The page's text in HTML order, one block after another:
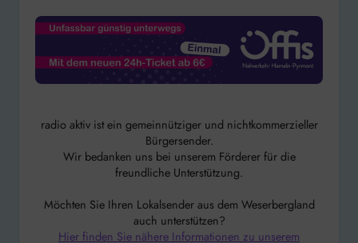
radio aktiv ist ein gemeinnütziger und nichtkommerzieller
Bürgersender.
Wir bedanken uns bei unserem Förderer für die
freundliche Unterstützung.
Möchten Sie Ihren Lokalsender aus dem Weserbergland
auch unterstützen?
Hier finden Sie nähere Informationen zu unserem